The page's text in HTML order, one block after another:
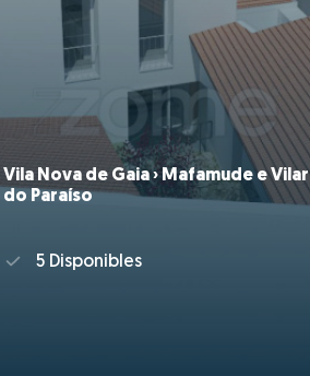
Vila Nova de Gaia › Mafamude e Vilar
do Paraíso
5 Disponibles